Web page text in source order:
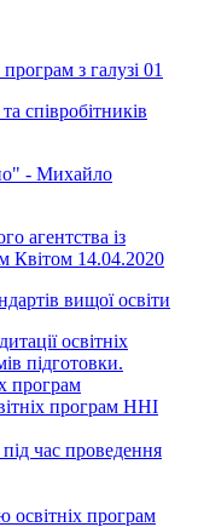
з галузі 01
співробітників
- Михайло
агентства із
Квітом 14.04.2020
вищої освіти
освітніх
підготовки.
програм
програм ННІ
час проведення
програм